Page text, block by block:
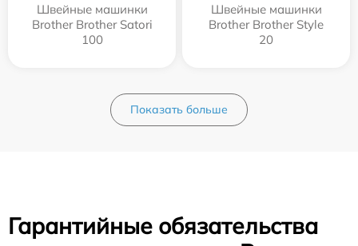
Швейные машинки
Brother Brother Satori
100
Швейные машинки
Brother Brother Style
20
Показать больше
Гарантийные обязательства